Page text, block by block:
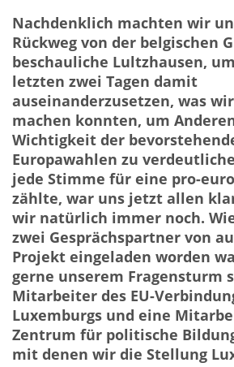
Nachdenklich machten wir
Rückweg von der belgischen
beschauliche Lultzhausen,
letzten zwei Tagen damit
auseinanderzusetzen, was
machen konnten, um
Wichtigkeit der
Europawahlen zu
jede Stimme für eine pro-
zählte, war uns jetzt allen
wir natürlich immer noch.
zwei Gesprächspartner von
Projekt eingeladen worden
gerne unserem Fragensturm
Mitarbeiter des EU-
Luxemburgs und eine
Zentrum für politische
mit denen wir die Stellung